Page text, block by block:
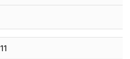
11